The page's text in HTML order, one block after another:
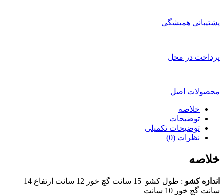
پشتیبانی همیشگی
پرداخت در محل
محصولات اصل
خلاصه
توضیحات
توضیحات تکمیلی
نظرات (0)
خلاصه
اندازه کشو
: طول کشو 15 سانت گچ خور 12 سانت ارتفاع 14
سانت گچ خور 10 سانت